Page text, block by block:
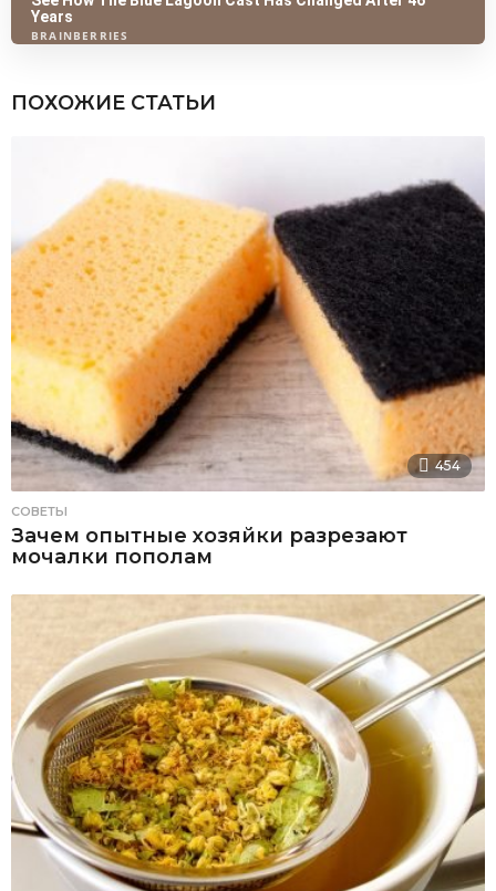
ПОХОЖИЕ СТАТЬИ
454
СОВЕТЫ
Зачем опытные хозяйки разрезают
мочалки пополам